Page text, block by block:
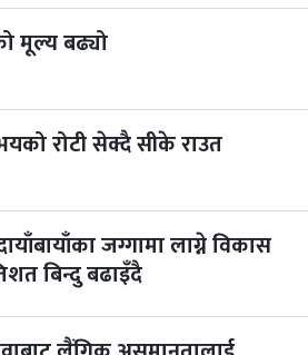
मूल्य बढ्यो
रोटी सेक्दै सीके राउत
जग्गामा लाग्ने विकास
बिन्दु बढाइँदै